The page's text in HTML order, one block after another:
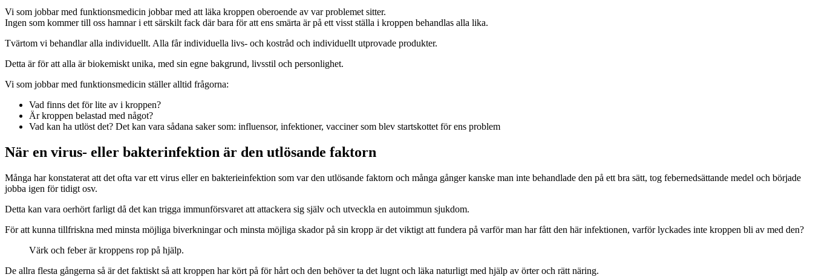
Vi som jobbar med funktionsmedicin jobbar med att läka kroppen oberoende av var problemet sitter.
Ingen som kommer till oss hamnar i ett särskilt fack där bara för att ens smärta är på ett visst ställa i kroppen behandlas alla lika.
Tvärtom vi behandlar alla individuellt. Alla får individuella livs- och kostråd och individuellt utprovade produkter.
Detta är för att alla är biokemiskt unika, med sin egne bakgrund, livsstil och personlighet.
Vi som jobbar med funktionsmedicin ställer alltid frågorna:
Vad finns det för lite av i kroppen?
Är kroppen belastad med något?
Vad kan ha utlöst det? Det kan vara sådana saker som: influensor, infektioner, vacciner som blev startskottet för ens problem
När en virus- eller bakterinfektion är den utlösande faktorn
Många har konstaterat att det ofta var ett virus eller en bakterieinfektion som var den utlösande faktorn och många gånger kanske man inte behandlade den på ett bra sätt, tog febernedsättande medel och började
jobba igen för tidigt osv.
Detta kan vara oerhört farligt då det kan trigga immunförsvaret att attackera sig själv och utveckla en autoimmun sjukdom.
För att kunna tillfriskna med minsta möjliga biverkningar och minsta möjliga skador på sin kropp är det viktigt att fundera på varför man har fått den här infektionen, varför lyckades inte kroppen bli av med den?
Värk och feber är kroppens rop på hjälp.
De allra flesta gångerna så är det faktiskt så att kroppen har kört på för hårt och den behöver ta det lugnt och läka naturligt med hjälp av örter och rätt näring.